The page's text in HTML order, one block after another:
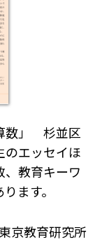
数」 杉並区
エッセイほ
教育キーワ
ます。
東京教育研究所